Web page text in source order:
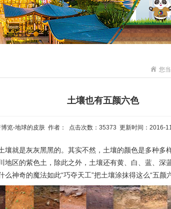
您
土壤也有五颜六色
览-地球的皮肤 作者： 点击次数： 35373 更新时间：2016-
壤就是灰灰黑黑的。其实不然，土壤的颜色是多种多
地区的紫色土，除此之外，土壤还有黄、白、蓝、深
神奇的魔法如此“巧夺天工”把土壤涂抹得这么“五颜